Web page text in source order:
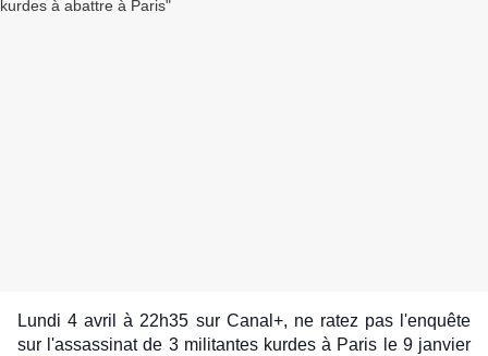
Lundi 4 avril à 22h35 sur Canal+, ne ratez pas l'enquête
sur l'assassinat de 3 militantes kurdes à Paris le 9 janvier